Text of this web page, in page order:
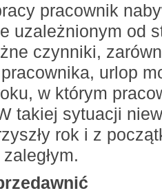
pracownik
uzależnionym od
czynniki,
urlop
w którym
takiej sytuacji
rok i z